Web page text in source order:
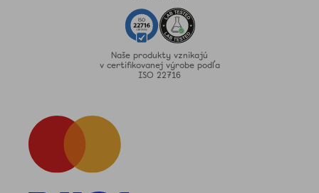
Naše produkty vznikajú
v certifikovanej výrobe podľa
ISO 22716